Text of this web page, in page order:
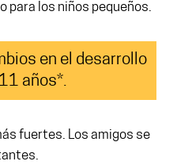
para los niños pequeños.
en el desarrollo
años*.
fuertes. Los amigos se